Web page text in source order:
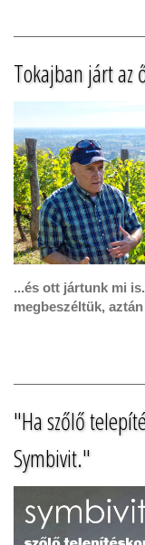
Tokajban járt az
...és ott jártunk mi
megbeszéltük,
"Ha szőlő
Symbivit."